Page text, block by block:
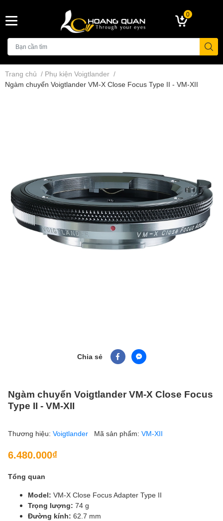
0
Trang chủ / Phụ kiện Voigtlander /
Ngàm chuyển Voigtlander VM-X Close Focus Type II - VM-XII
Chia sẻ
Ngàm chuyển Voigtlander VM-X Close Focus
Type II - VM-XII
Thương hiệu: Voigtlander Mã sản phẩm: VM-XII
6.480.000₫
Tổng quan
Model: VM-X Close Focus Adapter Type II
Trọng lượng: 74 g
Đường kính: 62.7 mm